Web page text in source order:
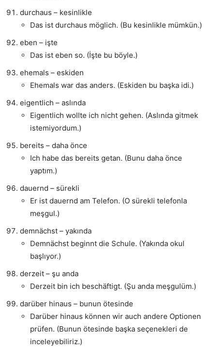
durchaus – kesinlikle
Das ist durchaus möglich. (Bu kesinlikle mümkün.)
eben – işte
Das ist eben so. (İşte bu böyle.)
ehemals – eskiden
Ehemals war das anders. (Eskiden bu başka idi.)
eigentlich – aslında
Eigentlich wollte ich nicht gehen. (Aslında gitmek
istemiyordum.)
bereits – daha önce
Ich habe das bereits getan. (Bunu daha önce
yaptım.)
dauernd – sürekli
Er ist dauernd am Telefon. (O sürekli telefonla
meşgul.)
demnächst – yakında
Demnächst beginnt die Schule. (Yakında okul
başlıyor.)
derzeit – şu anda
Derzeit bin ich beschäftigt. (Şu anda meşgulüm.)
darüber hinaus – bunun ötesinde
Darüber hinaus können wir auch andere Optionen
prüfen. (Bunun ötesinde başka seçenekleri de
inceleyebiliriz.)